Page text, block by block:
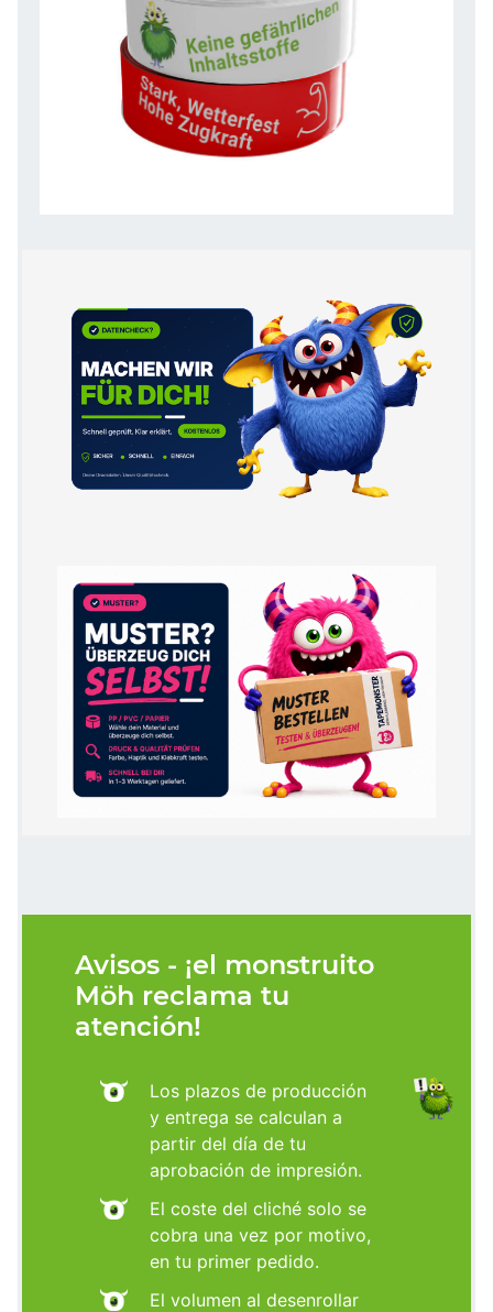
Avisos - ¡el monstruito
Möh reclama tu
atención!
Los plazos de producción
y entrega se calculan a
partir del día de tu
aprobación de impresión.
El coste del cliché solo se
cobra una vez por motivo,
en tu primer pedido.
El volumen al desenrollar